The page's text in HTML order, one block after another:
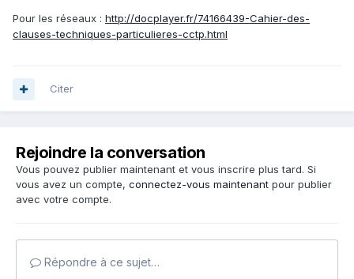
Pour les réseaux : http://docplayer.fr/74166439-Cahier-des-
clauses-techniques-particulieres-cctp.html
Citer
Rejoindre la conversation
Vous pouvez publier maintenant et vous inscrire plus tard. Si
vous avez un compte, connectez-vous maintenant pour publier
avec votre compte.
Répondre à ce sujet…